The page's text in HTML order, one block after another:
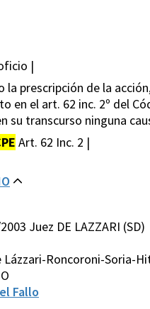
|
la prescripción de la
en el art. 62 inc. 2º del
su transcurso ninguna
Art. 62 Inc. 2 |
Juez DE LAZZARI (SD)
Roncoroni-Soria-
Fallo